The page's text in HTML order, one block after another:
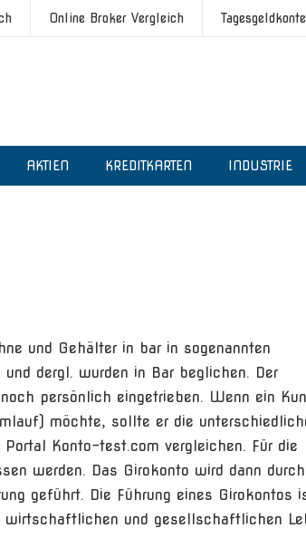
Online Broker Vergleich
AKTIEN KREDITKARTEN INDUSTRIE
und Gehälter in bar in sogenannten
dergl. wurden in Bar beglichen. Der
persönlich eingetrieben. Wenn ein
möchte, sollte er die
Konto-test.com vergleichen. Für die
werden. Das Girokonto wird dann
geführt. Die Führung eines Girokontos
wirtschaftlichen und gesellschaftlichen